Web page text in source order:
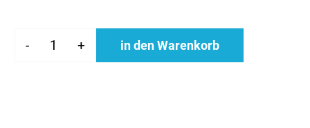
- + in den Warenkorb